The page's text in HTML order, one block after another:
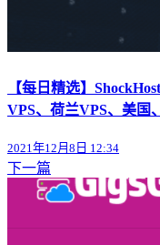
【每日精选】
VPS、荷兰VPS、美国
2021年12月8日 12:34
下一篇